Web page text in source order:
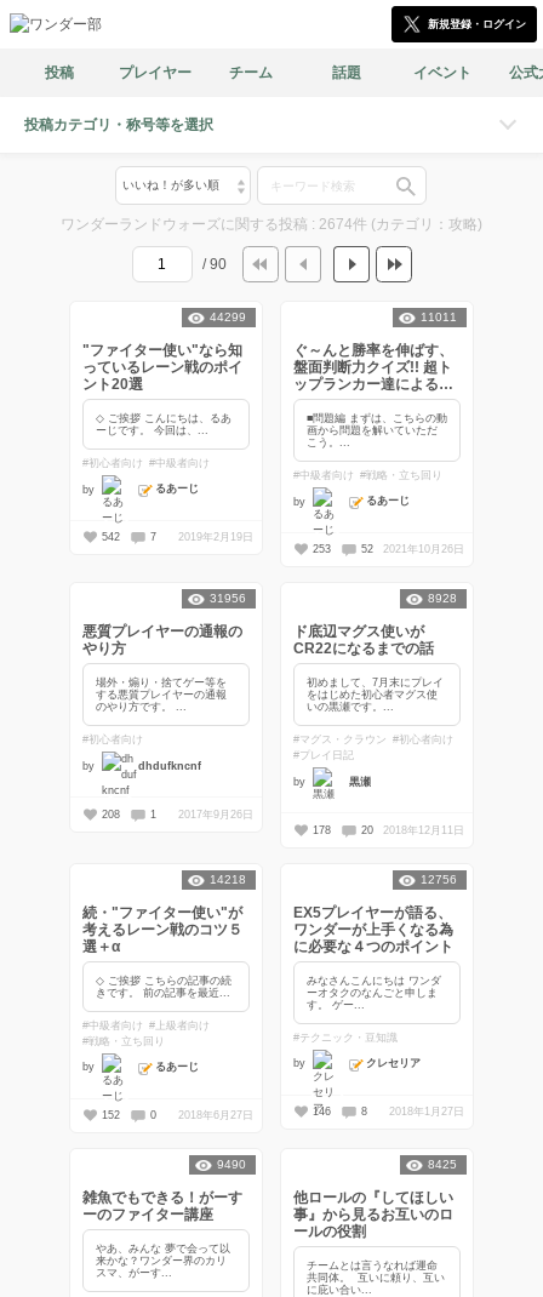
新規登録・ログイン
投稿 プレイヤー チーム 話題 イベント 公式
投稿カテゴリ・称号等を選択
ワンダーランドウォーズに関する投稿 : 2674件 (カテゴリ：攻略)
/ 90
"ファイター使い"なら知
っているレーン戦のポイ
ント20選
◇ ご挨拶 こんにちは、るあ
ーじです。 今回は、...
#初心者向け #中級者向け
by るあーじ
44299
542 7 2019年2月19日
ぐ～んと勝率を伸ばす、
盤面判断力クイズ!! 超ト
ップランカー達による解
説付き!!【アタッカー
編】
■問題編 まずは、こちらの動
画から問題を解いていただ
こう。...
#中級者向け #戦略・立ち回り
by るあーじ
11011
253 52 2021年10月26日
悪質プレイヤーの通報の
やり方
場外・煽り・捨てゲー等を
する悪質プレイヤーの通報
のやり方です。 ...
#初心者向け
by dhdufkncnf
31956
208 1 2017年9月26日
ド底辺マグス使いが
CR22になるまでの話
初めまして、7月末にプレイ
をはじめた初心者マグス使
いの黒瀬です。...
#マグス・クラウン #初心者向け
#プレイ日記
by 黒瀬
8928
178 20 2018年12月11日
続・"ファイター使い"が
考えるレーン戦のコツ５
選＋α
◇ ご挨拶 こちらの記事の続
きです。 前の記事を最近...
#中級者向け #上級者向け
#戦略・立ち回り
by るあーじ
14218
152 0 2018年6月27日
EX5プレイヤーが語る、
ワンダーが上手くなる為
に必要な４つのポイント
みなさんこんにちは ワンダ
ーオタクのなんごと申しま
す。 ゲー...
#テクニック・豆知識
by クレセリア
12756
146 8 2018年1月27日
雑魚でもできる！がーす
ーのファイター講座
やあ、みんな 夢で会って以
来かな？ワンダー界のカリ
スマ、がーす...
9490
他ロールの『してほしい
事』から見るお互いのロ
ールの役割
チームとは言うなれば運命
共同体。 互いに頼り、互い
に庇い合い...
8425